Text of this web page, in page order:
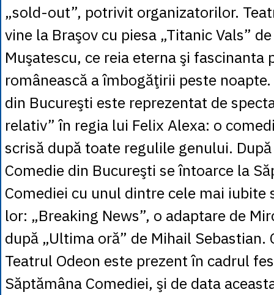
„sold-out”, potrivit organizatorilor.
vine la Braşov cu piesa „Titanic Vals”
Muşatescu, ce reia eterna şi fascinanta
românească a îmbogăţirii peste
din Bucureşti este reprezentat de
relativ” în regia lui Felix Alexa: o
scrisă după toate regulile genului.
Comedie din Bucureşti se întoarce la
Comediei cu unul dintre cele mai iubite
lor: „Breaking News”, o adaptare de
după „Ultima oră” de Mihail Sebastian.
Teatrul Odeon este prezent în cadrul
Săptămâna Comediei, şi de data